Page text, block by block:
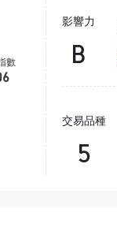
影響力
B
交易品種
5